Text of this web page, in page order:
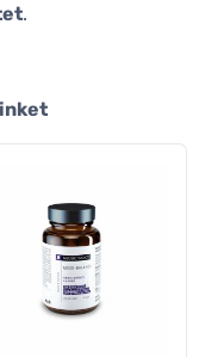
.